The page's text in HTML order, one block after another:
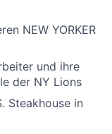
NEW YORKER
und ihre
der NY Lions
Steakhouse in